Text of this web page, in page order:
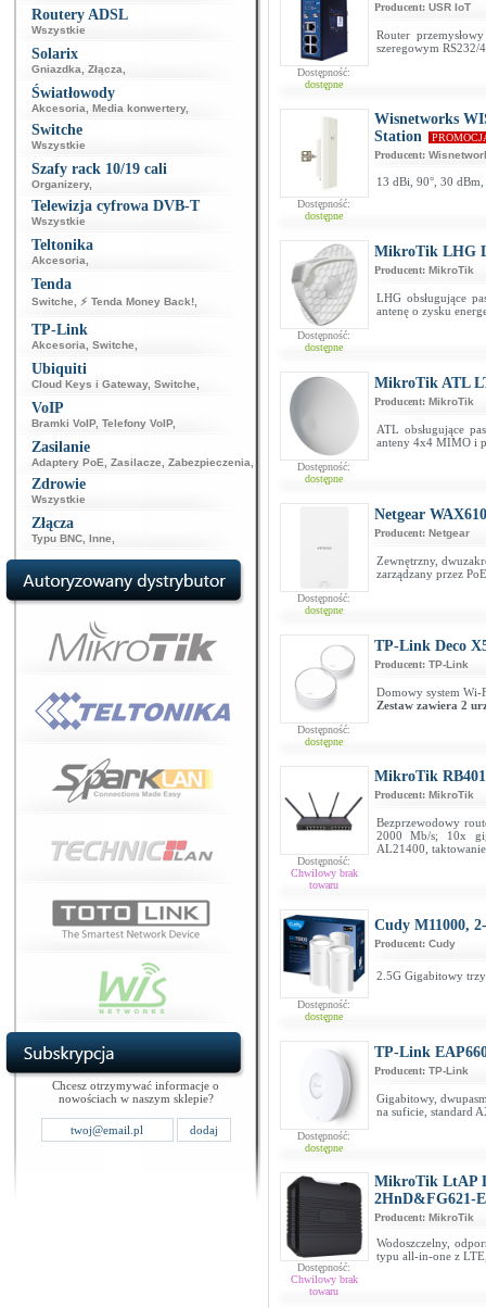
Routery ADSL
Wszystkie
Solarix
Gniazdka Złącza
Światłowody
Akcesoria Media konwertery,
Switche
Wszystkie
Szafy rack 10/19 cali
Organizery,
Telewizja cyfrowa DVB-T
Wszystkie
Teltonika
Akcesoria
Tenda
Switche ⚡ Tenda Money Back!
TP-Link
Akcesoria Switche
Ubiquiti
Cloud Keys i Gateway, Switche
VoIP
Bramki VoIP, Telefony VoIP,
Zasilanie
Adaptery PoE Zasilacze Zabezpieczenia
Zdrowie
Wszystkie
Złącza
Typu BNC Inne
Chcesz otrzymywać informacje o
nowościach w naszym sklepie?
Dostępność:
dostępne
Producent: USR IoT
Router
szeregowym
Dostępność:
dostępne
Wisnetworks
Station
Producent:
13 dBi, 90°, 30
Dostępność:
dostępne
MikroTik LHG
Producent: MikroTik
LHG obsługujące
antenę o zysku
Dostępność:
dostępne
MikroTik ATL
Producent: MikroTik
ATL obsługujące
anteny 4x4 MIMO i
Dostępność:
dostępne
Netgear
Producent: Netgear
Zewnętrzny,
zarządzany przez
Dostępność:
dostępne
TP-Link Deco
Producent: TP-Link
Domowy system Wi-
Zestaw zawiera 2
Dostępność:
Chwilowy brak
towaru
MikroTik
Producent: MikroTik
Bezprzewodowy
2000 Mb/s; 10x
AL21400,
Dostępność:
dostępne
Cudy M11000,
Producent: Cudy
2.5G Gigabitowy
Dostępność:
dostępne
TP-Link
Producent: TP-Link
Gigabitowy,
na suficie, standard
Dostępność:
Chwilowy brak
towaru
MikroTik LtAP
2HnD&FG621-
Producent: MikroTik
Wodoszczelny,
typu all-in-one z